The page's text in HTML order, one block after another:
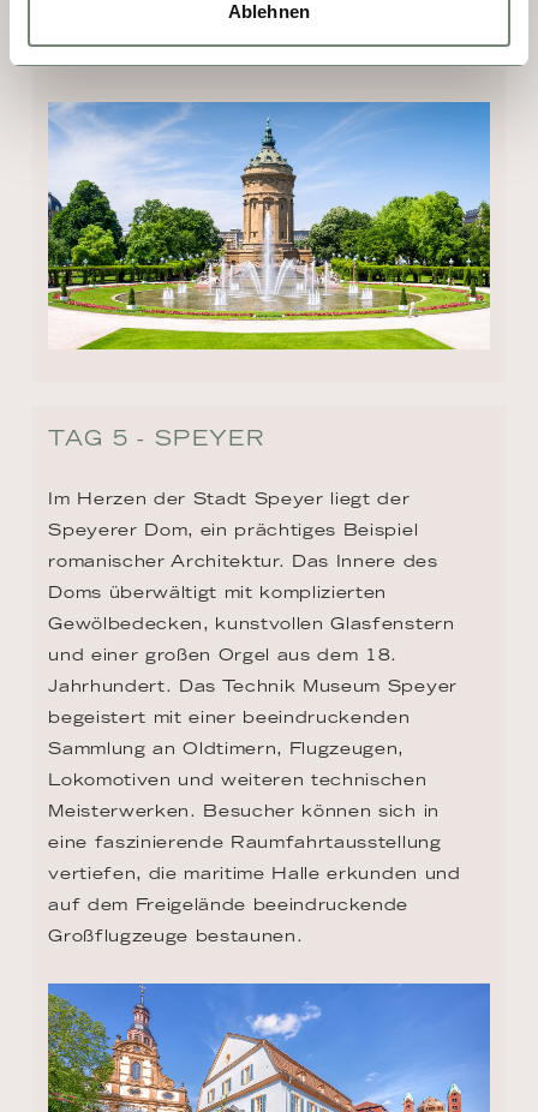
Ablehnen
erinnert ein gläserner Kubus mit den 2400
Namen der von hier deportieren Juden.
TAG 5 - SPEYER
Im Herzen der Stadt Speyer liegt der
Speyerer Dom, ein prächtiges Beispiel
romanischer Architektur. Das Innere des
Doms überwältigt mit komplizierten
Gewölbedecken, kunstvollen Glasfenstern
und einer großen Orgel aus dem 18.
Jahrhundert. Das Technik Museum Speyer
begeistert mit einer beeindruckenden
Sammlung an Oldtimern, Flugzeugen,
Lokomotiven und weiteren technischen
Meisterwerken. Besucher können sich in
eine faszinierende Raumfahrtausstellung
vertiefen, die maritime Halle erkunden und
auf dem Freigelände beeindruckende
Großflugzeuge bestaunen.